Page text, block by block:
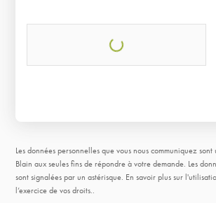
Les données personnelles que vous nous communiquez
Blain aux seules fins de répondre à votre demande. Les
sont signalées par un astérisque. En savoir plus sur
l’exercice de vos droits.